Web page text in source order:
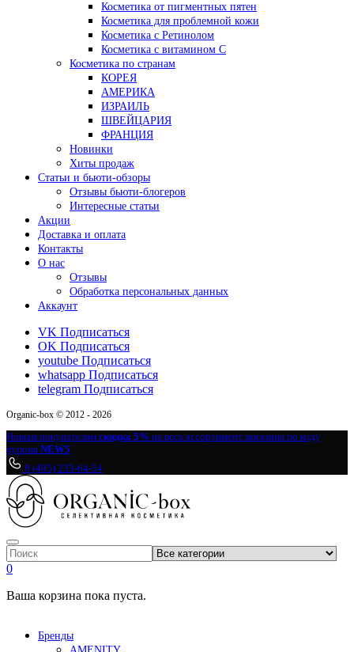
Косметика от пигментных пятен
Косметика для проблемной кожи
Косметика с Ретинолом
Косметика с витамином С
Косметика по странам
КОРЕЯ
АМЕРИКА
ИЗРАИЛЬ
ШВЕЙЦАРИЯ
ФРАНЦИЯ
Новинки
Хиты продаж
Статьи и бьюти-обзоры
Отзывы бьюти-блогеров
Интересные статьи
Акции
Доставка и оплата
Контакты
О нас
Отзывы
Обработка персональных данных
Аккаунт
VK Подписаться
OK Подписаться
youtube Подписаться
whatsapp Подписаться
telegram Подписаться
Organic-box © 2012 - 2026
Новым покупателям скидка 5% на весь ассортимент магазина по коду
купона NEW5
8 (495) 233-64-54
0
Ваша корзина пока пуста.
Бренды